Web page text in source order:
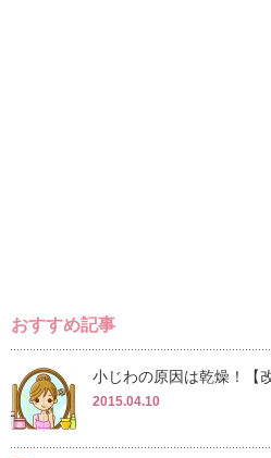
おすすめ記事
小じわの原因は乾燥！【
2015.04.10